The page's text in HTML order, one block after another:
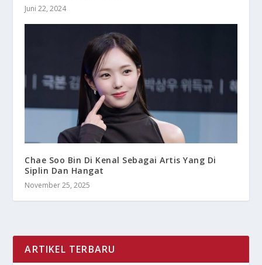
Juni 22, 2024
Chae Soo Bin Di Kenal Sebagai Artis Yang Di
Siplin Dan Hangat
November 25, 2025
ARTIKEL TERBARU